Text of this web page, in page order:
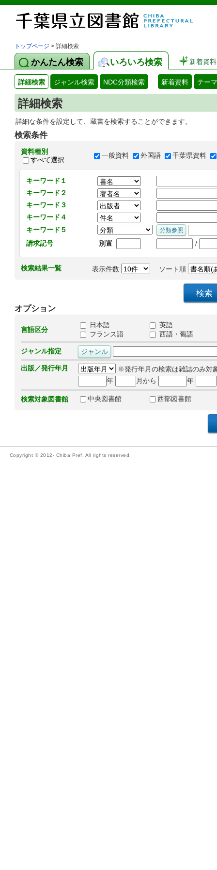
トップページ > 詳細検索
かんたん検索 いろいろ検索 新着資料
詳細検索 ジャンル検索 NDC分類検索 新着資料 テー
詳細検索
詳細な条件を設定して、蔵書を検索することができます。
検索条件
資料種別
すべて選択
一般資料 外国語 千葉県資料
キーワード１
キーワード２
キーワード３
キーワード４
キーワード５
請求記号
別置 /
検索結果一覧 表示件数 ソート順
オプション
言語区分
日本語
英語
フランス語
西語・葡語
ジャンル指定
出版／発行年月
※発行年月の検索は雑誌のみ対
年
月から 年
検索対象図書館 中央図書館 西部図書館
Copyright © 2012- Chiba Pref. All rights reserved.